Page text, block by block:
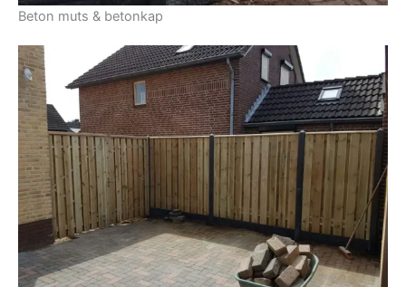
Beton muts & betonkap